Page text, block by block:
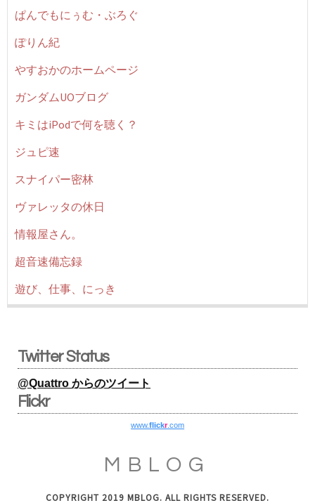
ぱんでもにぅむ・ぶろぐ
ぽりん紀
やすおかのホームページ
ガンダムUOブログ
キミはiPodで何を聴く？
ジュピ速
スナイパー密林
ヴァレッタの休日
情報屋さん。
超音速備忘録
遊び、仕事、にっき
Twitter Status
@Quattro からのツイート
Flickr
www.flickr.com
MBLOG
COPYRIGHT 2019 MBLOG. ALL RIGHTS RESERVED.